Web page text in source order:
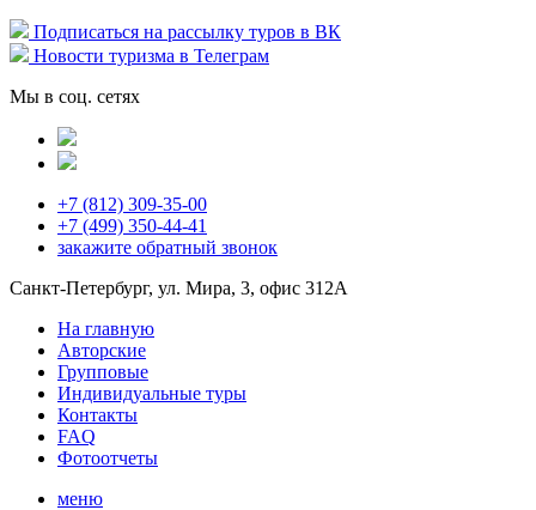
Подписаться на рассылку туров в ВК
Новости туризма в Телеграм
Мы в соц. сетях
+7 (812) 309-35-00
+7 (499) 350-44-41
закажите обратный звонок
Санкт-Петербург, ул. Мира, 3, офис 312А
На главную
Авторские
Групповые
Индивидуальные туры
Контакты
FAQ
Фотоотчеты
меню